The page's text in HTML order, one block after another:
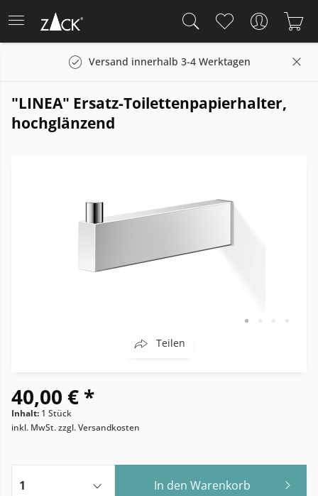
Versand innerhalb 3-4 Werktagen
"LINEA" Ersatz-Toilettenpapierhalter,
hochglänzend
Teilen
40,00 € *
Inhalt: 1 Stück
inkl. MwSt.zzgl. Versandkosten
In den Warenkorb